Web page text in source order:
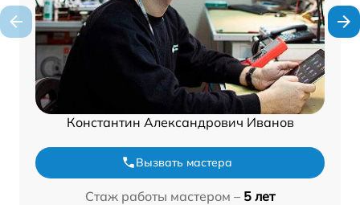
Константин Александрович Иванов
Вызвать мастера
Стаж работы мастером – 5 лет